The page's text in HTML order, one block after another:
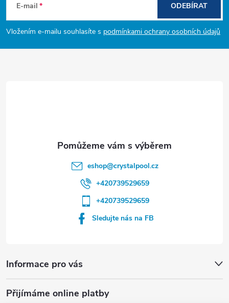
p
a
E-mail
Vložením e-mailu souhlasíte s podmínkami ochrany osobních údajů
ODEBÍRAT
Informace pro vás
Přijímáme online platby
eshop@crystalpool.cz
+420739529659
+420739529659
Sledujte nás na FB